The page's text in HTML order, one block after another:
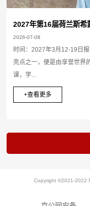
2027年第16届荷兰斯希
2026-07-08
时间：2027年3月12-19日
亮点之一，便是由享誉世界
课，学...
+查看更多
Copyright ©2021-2022